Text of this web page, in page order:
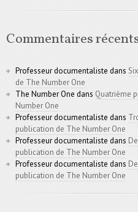
Commentaires
Professeur documentaliste dans
de The Number One
The Number One dans Quatrième
Number One
Professeur documentaliste dans
publication de The Number One
Professeur documentaliste dans
publication de The Number One
Professeur documentaliste dans
publication de The Number One